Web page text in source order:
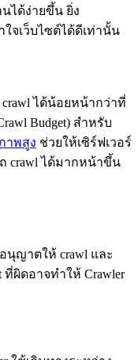
นได้ง่ายขึ้น ยิ่ง
ใจเว็บไซต์ได้ดีเท่านั้น
crawl ได้น้อยหน้ากว่าที่
Budget) สำหรับ
าพสูง ช่วยให้เซิร์ฟเวอร์
crawl ได้มากหน้าขึ้น
นุญาตให้ crawl และ
ผิดอาจทำให้ Crawler